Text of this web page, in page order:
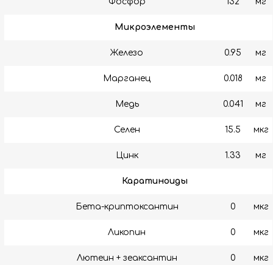
Микроэлементы
Железо 0.95 мг
Марганец 0.018 мг
Медь 0.041 мг
Селен 15.5 мкг
Цинк 1.33 мг
Каратиноиды
Бета-криптоксантин 0 мкг
Ликопин 0 мкг
Лютеин + зеаксантин 0 мкг